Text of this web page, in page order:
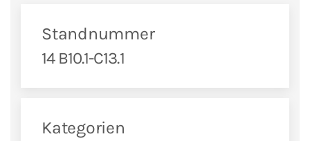
Standnummer
14 B10.1-C13.1
Kategorien